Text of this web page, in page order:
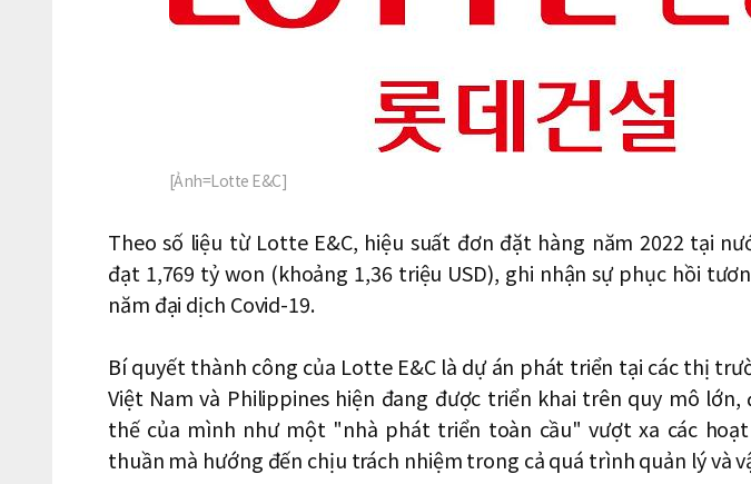
[Ảnh=Lotte E&C]
Theo số liệu từ Lotte E&C, hiệu suất đơn đặt hàng năm 2022 tại
đạt 1,769 tỷ won (khoảng 1,36 triệu USD), ghi nhận sự phục hồi
năm đại dịch Covid-19.
Bí quyết thành công của Lotte E&C là dự án phát triển tại các thị
Việt Nam và Philippines hiện đang được triển khai trên quy mô
thế của mình như một "nhà phát triển toàn cầu" vượt xa các
thuần mà hướng đến chịu trách nhiệm trong cả quá trình quản lý và